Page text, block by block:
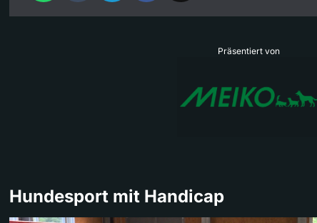
Präsentiert von
Hundesport mit Handicap